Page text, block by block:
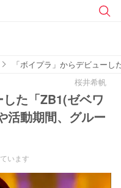
「ボイプラ」からデビュー
桜井希帆
した「ZB1(ゼベワ
活動期間、グルー
います